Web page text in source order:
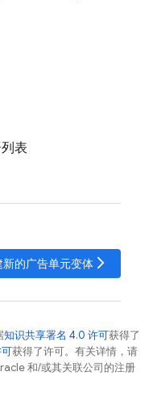
表
新的广告单元变体 arrow_forward_ios
知识共享署名 4.0 许可获得了
获得了许可。有关详情，请
和/或其关联公司的注册